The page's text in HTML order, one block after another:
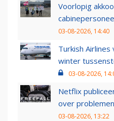
Voorlopig
03-08-2026, 14:40
Turkish
winter
03-08-2026,
Netflix
over
03-08-2026, 13:22